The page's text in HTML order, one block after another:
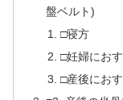
盤ベルト)
□寝方
□妊婦にお
□産後にお